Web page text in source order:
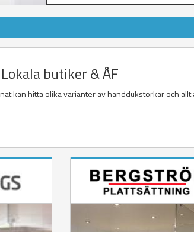
butiker & ÅF
kan hitta olika varianter av handdukstorkar och allt